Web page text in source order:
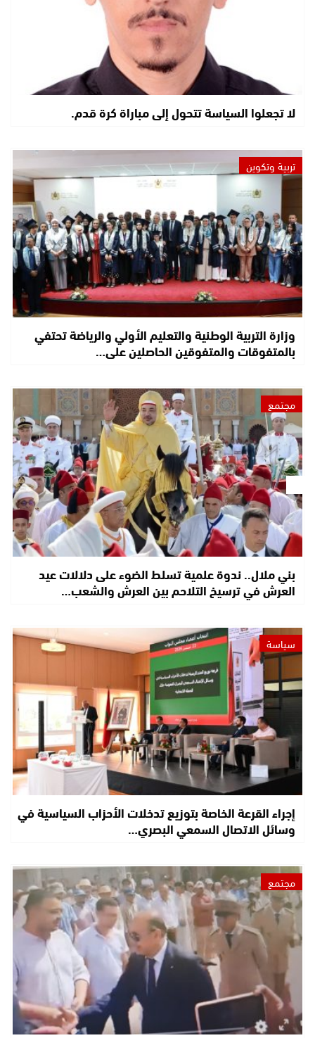
لا تجعلوا السياسة تتحول إلى مباراة كرة قدم.
تربية وتكوين
وزارة التربية الوطنية والتعليم الأولي والرياضة تحتفي
بالمتفوقات والمتفوقين الحاصلين على…
مجتمع
بني ملال.. ندوة علمية تسلط الضوء على دلالات عيد
العرش في ترسيخ التلاحم بين العرش والشعب…
سياسة
إجراء القرعة الخاصة بتوزيع تدخلات الأحزاب السياسية في
وسائل الاتصال السمعي البصري…
مجتمع